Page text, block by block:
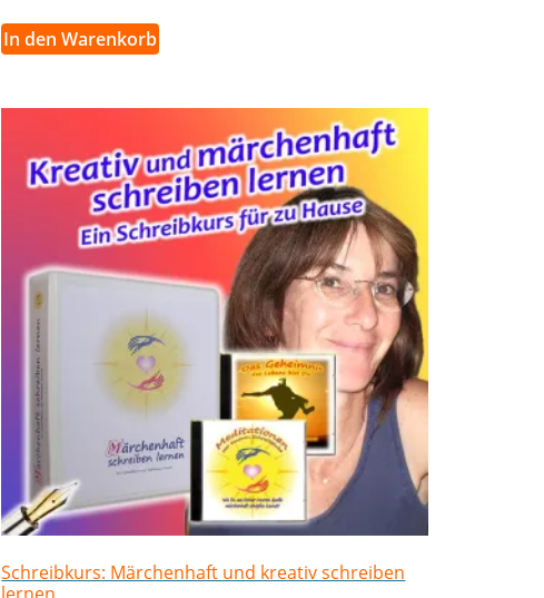
In den Warenkorb
Schreibkurs: Märchenhaft und kreativ schreiben